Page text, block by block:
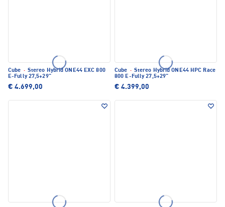
Cube · Stereo Hybrid ONE44 EXC 800
E-Fully 27,5+29"
€ 4.699,00
Cube · Stereo Hybrid ONE44 HPC Race
800 E-Fully 27,5+29"
€ 4.399,00